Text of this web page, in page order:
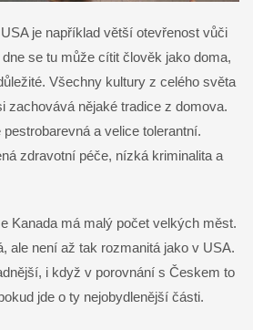
je například větší otevřenost vůči
se tu může cítit člověk jako doma,
Všechny kultury z celého světa
zachovává nějaké tradice z domova.
a velice tolerantní.
zdravotní péče, nízká kriminalita a
Kanada má malý počet velkých měst.
ale není až tak rozmanitá jako v USA.
i když v porovnání s Českem to
jde o ty nejobydlenější části.